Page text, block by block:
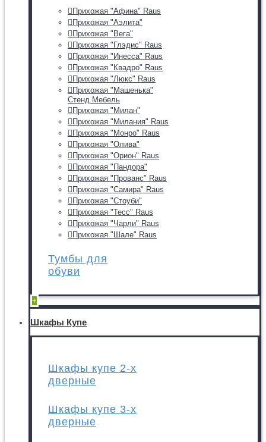
Прихожая "Афина" Raus
Прихожая "Аэлита"
Прихожая "Вега"
Прихожая "Глэдис" Raus
Прихожая "Инесса" Raus
Прихожая "Квадро" Raus
Прихожая "Люкс" Raus
Прихожая "Машенька"
Стенд Мебель
Прихожая "Милан"
Прихожая "Милания" Raus
Прихожая "Монро" Raus
Прихожая "Олива"
Прихожая "Орион" Raus
Прихожая "Пандора"
Прихожая "Прованс" Raus
Прихожая "Самира" Raus
Прихожая "Стоуби"
Прихожая "Тесс" Raus
Прихожая "Чарли" Raus
Прихожая "Шале" Raus
Тумбы для
обуви
+
Шкафы Купе
Шкафы купе 2-х
дверные
Шкафы купе 3-х
дверные